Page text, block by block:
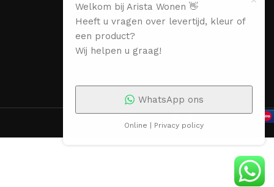
Welkom bij Arista Wonen 👋
Heeft u vragen over levertijd, kleur of
een product?
Wij helpen u graag!
WhatsApp ons
Online | Privacy policy